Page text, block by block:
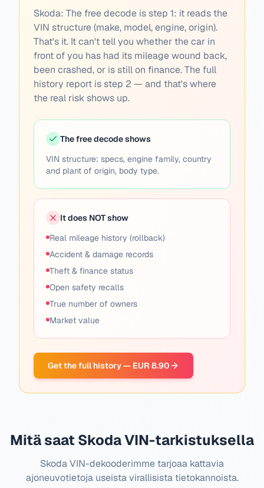
Skoda: The free decode is step 1: it reads the
VIN structure (make, model, engine, origin).
That's it. It can't tell you whether the car in
front of you has had its mileage wound back,
been crashed, or is still on finance. The full
history report is step 2 — and that's where
the real risk shows up.
The free decode shows
VIN structure: specs, engine family, country
and plant of origin, body type.
It does NOT show
Real mileage history (rollback)
Accident & damage records
Theft & finance status
Open safety recalls
True number of owners
Market value
Get the full history — EUR 8.90
Mitä saat Skoda VIN-tarkistuksella
Skoda VIN-dekooderimme tarjoaa kattavia
ajoneuvotietoja useista virallisista tietokannoista.